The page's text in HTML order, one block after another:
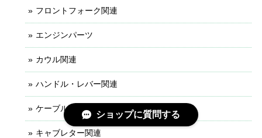
フロントフォーク関連
エンジンパーツ
カウル関連
ハンドル・レバー関連
ケーブル・ライン関連
キャブレター関連
ショップに質問する